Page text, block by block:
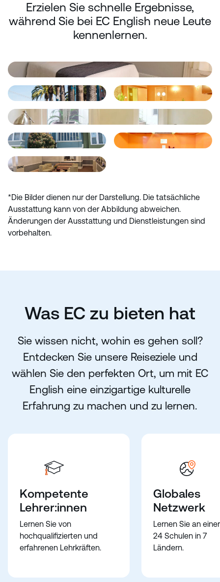
Erzielen Sie schnelle Ergebnisse,
während Sie bei EC English neue Leute
kennenlernen.
*Die Bilder dienen nur der Darstellung. Die tatsächliche
Ausstattung kann von der Abbildung abweichen.
Änderungen der Ausstattung und Dienstleistungen sind
vorbehalten.
Was EC zu bieten hat
Sie wissen nicht, wohin es gehen soll?
Entdecken Sie unsere Reiseziele und
wählen Sie den perfekten Ort, um mit EC
English eine einzigartige kulturelle
Erfahrung zu machen und zu lernen.
Kompetente
Lehrer:innen
Lernen Sie von
hochqualifizierten und
erfahrenen Lehrkräften.
Globales
Netzwerk
Lernen Sie an
24 Schulen in 7
Ländern.